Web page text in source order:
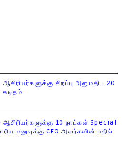
சிறப்பு அனுமதி - 20
10 நாட்கள் Special
மனுவுக்கு CEO அவர்களின் பதில்